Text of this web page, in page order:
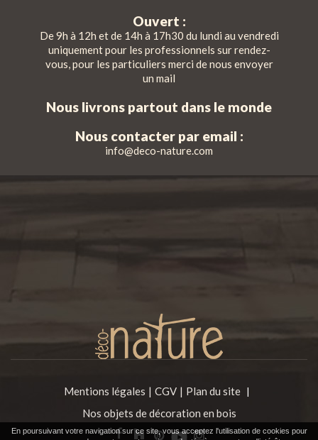
Ouvert :
De 9h à 12h et de 14h à 17h30 du lundi au vendredi
uniquement pour les professionnels sur rendez-
vous, pour les particuliers merci de nous envoyer
un mail
Nous livrons partout dans le monde
Nous contacter par email :
info@deco-nature.com
Mentions légales CGV Plan du site |
Nos objets de décoration en bois
En poursuivant votre navigation sur ce site, vous acceptez l'utilisation de cookies pour